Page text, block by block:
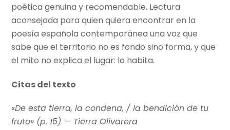
poética genuina y recomendable. Lectura
aconsejada para quien quiera encontrar en la
poesía española contemporánea una voz que
sabe que el territorio no es fondo sino forma, y que
el mito no explica el lugar: lo habita.
Citas del texto
«De esta tierra, la condena, / la bendición de tu
fruto» (p. 15) — Tierra Olivarera